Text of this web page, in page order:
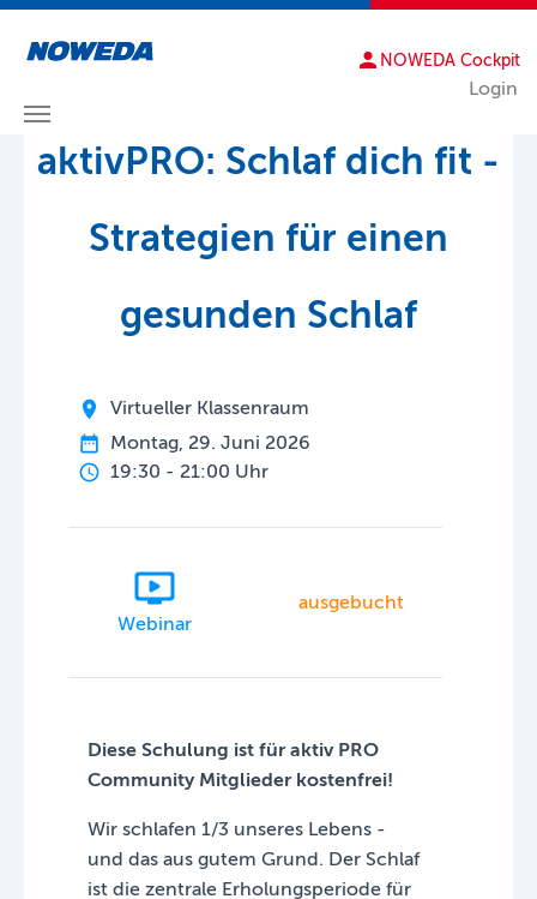
NOWEDA Cockpit
Login
aktivPRO: Schlaf dich fit -
Strategien für einen
gesunden Schlaf
Virtueller Klassenraum
Montag, 29. Juni 2026
19:30 - 21:00 Uhr
Webinar
ausgebucht
Diese Schulung ist für aktiv PRO
Community Mitglieder kostenfrei!
Wir schlafen 1/3 unseres Lebens -
und das aus gutem Grund. Der Schlaf
ist die zentrale Erholungsperiode für